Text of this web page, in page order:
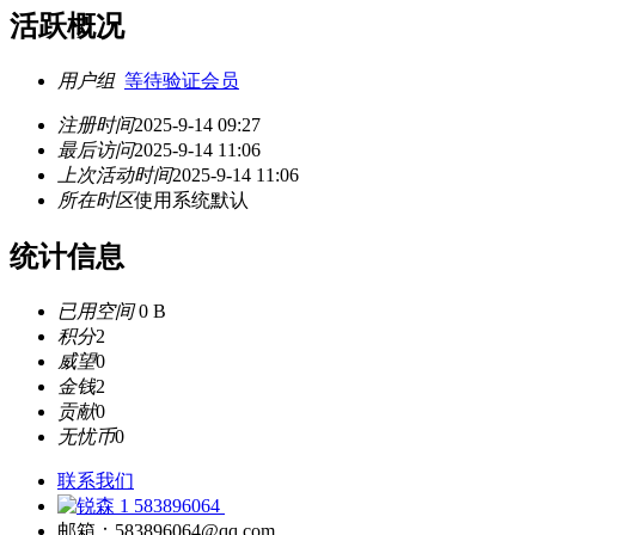
活跃概况
用户组 等待验证会员
注册时间2025-9-14 09:27
最后访问2025-9-14 11:06
上次活动时间2025-9-14 11:06
所在时区使用系统默认
统计信息
已用空间0 B
积分2
威望0
金钱2
贡献0
无忧币0
联系我们
583896064
邮箱：583896064@qq.com